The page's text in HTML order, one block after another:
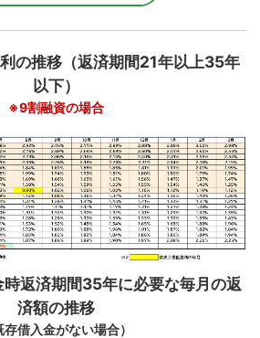
の推移（返済期間21年以上35年
以下）
※9割融資の場合
時返済期間35年に必要な毎月の返
済額の推移
存借入金がない場合）